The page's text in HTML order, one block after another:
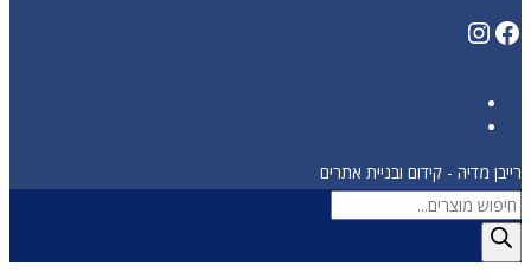
Facebook
Instagram
רייבן מדיה - קידום ובניית אתרים
Products
search